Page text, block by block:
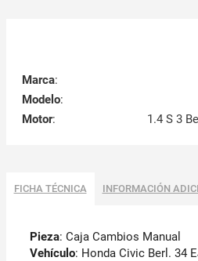
Marca:
Modelo:
Motor: 1.4 S 3
FICHA TÉCNICA INFORMACIÓN
Pieza: Caja Cambios Manual
Vehículo: Honda Civic Berl. 34